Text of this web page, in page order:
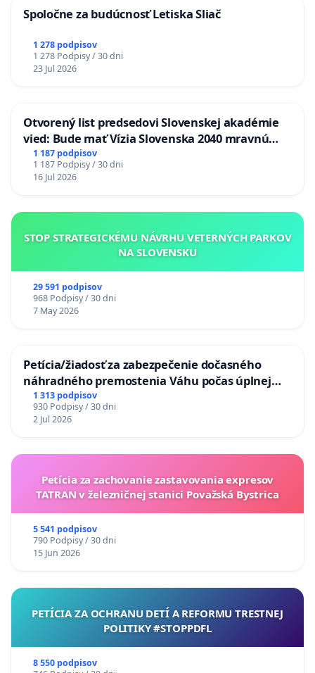
Spoločne za budúcnosť Letiska Sliač
1 278 podpisov
1 278 Podpisy / 30 dni
23 Jul 2026
Otvorený list predsedovi Slovenskej akadémie
vied: Bude mať Vízia Slovenska 2040 mravnú
chrbticu?
1 187 podpisov
1 187 Podpisy / 30 dni
16 Jul 2026
STOP STRATEGICKÉMU NÁVRHU VETERNÝCH PARKOV
NA SLOVENSKU
29 591 podpisov
968 Podpisy / 30 dni
7 May 2026
Petícia/žiadosť za zabezpečenie dočasného
náhradného premostenia Váhu počas úplnej
uzávery Vážskeho mosta v Komárne
1 313 podpisov
930 Podpisy / 30 dni
2 Jul 2026
Petícia za zachovanie zastavovania expresov
TATRAN v železničnej stanici Považská Bystrica
5 541 podpisov
790 Podpisy / 30 dni
15 Jun 2026
PETÍCIA ZA OCHRANU DETÍ A REFORMU TRESTNEJ
POLITIKY #STOPPDFL
8 550 podpisov